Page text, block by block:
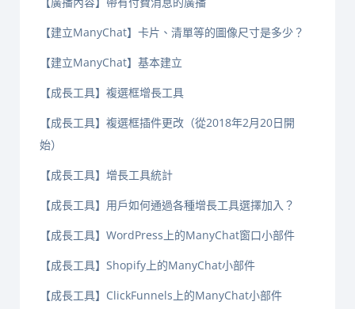
【建立ManyChat】卡片、清單等的圖像尺寸是多少？
【建立ManyChat】基本建立
【成長工具】複選框增長工具
【成長工具】複選框插件更改（從2018年2月20日開
始）
【成長工具】增長工具統計
【成長工具】用戶如何通過各種增長工具選擇加入？
【成長工具】WordPress上的ManyChat窗口小部件
【成長工具】Shopify上的ManyChat小部件
【成長工具】ClickFunnels上的ManyChat小部件